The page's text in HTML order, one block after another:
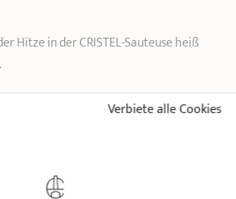
Hitze in der CRISTEL-Sauteuse heiß
das Öl geben und goldgelb ausbacken,
zum Abtropfen auf Küchenkrepp legen.
Verbiete alle Cookies